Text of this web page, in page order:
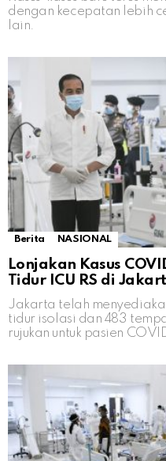
dengan kecepatan lebih
lain.
Berita NASIONAL
Lonjakan Kasus
Tidur ICU RS di
Jakarta telah
tidur isolasi dan 483
rujukan untuk pasien